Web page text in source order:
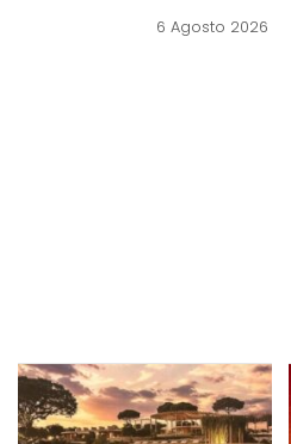
6 Agosto 2026